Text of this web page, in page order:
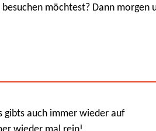
möchtest? Dann morgen
gibts auch immer wieder auf